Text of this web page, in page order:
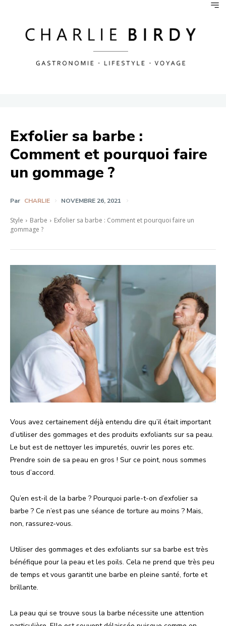
Exfolier sa barbe :
Comment et pourquoi faire
un gommage ?
Par CHARLIE NOVEMBRE 26, 2021
Style Barbe
Exfolier sa barbe : Comment et pourquoi faire un
gommage ?
Vous avez certainement déjà entendu dire qu’il était important
d’utiliser des gommages et des produits exfoliants sur sa peau.
Le but est de nettoyer les impuretés, ouvrir les pores etc.
Prendre soin de sa peau en gros ! Sur ce point, nous sommes
tous d’accord.
Qu’en est-il de la barbe ? Pourquoi parle-t-on d’exfolier sa
barbe ? Ce n’est pas une séance de torture au moins ? Mais,
non, rassurez-vous.
Utiliser des gommages et des exfoliants sur sa barbe est très
bénéfique pour la peau et les poils. Cela ne prend que très peu
de temps et vous garantit une barbe en pleine santé, forte et
brillante.
La peau qui se trouve sous la barbe nécessite une attention